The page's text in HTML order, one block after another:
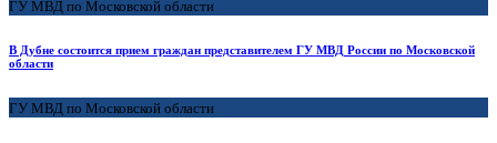
ГУ МВД по Московской области
В Дубне состоится прием граждан представителем ГУ МВД России по Московской
области
ГУ МВД по Московской области